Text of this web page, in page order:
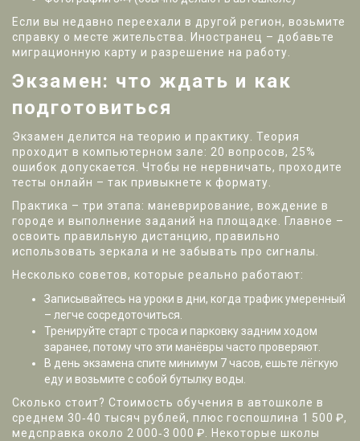
Если вы недавно переехали в другой регион, возьмите
справку о месте жительства. Иностранец – добавьте
миграционную карту и разрешение на работу.
Экзамен: что ждать и как
подготовиться
Экзамен делится на теорию и практику. Теория
проходит в компьютерном зале: 20 вопросов, 25%
ошибок допускается. Чтобы не нервничать, проходите
тесты онлайн – так привыкнете к формату.
Практика – три этапа: маневрирование, вождение в
городе и выполнение заданий на площадке. Главное –
освоить правильную дистанцию, правильно
использовать зеркала и не забывать про сигналы.
Несколько советов, которые реально работают:
Записывайтесь на уроки в дни, когда трафик умеренный
– легче сосредоточиться.
Тренируйте старт с троса и парковку задним ходом
заранее, потому что эти манёвры часто проверяют.
В день экзамена спите минимум 7 часов, ешьте лёгкую
еду и возьмите с собой бутылку воды.
Сколько стоит? Стоимость обучения в автошколе в
среднем 30‑40 тысяч рублей, плюс госпошлина 1 500 ₽,
медсправка около 2 000‑3 000 ₽. Некоторые школы